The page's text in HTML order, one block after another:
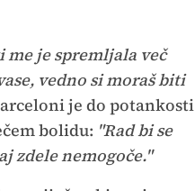
me je spremljala več
vedno si moraš biti
je do potankosti
bolidu: "Rad bi se
zdele nemogoče."